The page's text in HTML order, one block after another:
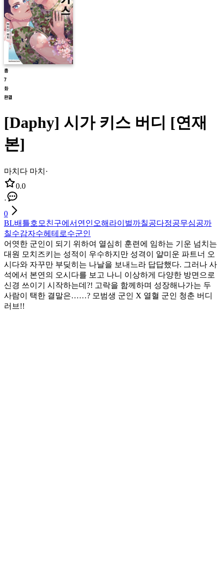
[Daphy] 시가 키스 버디 [연재
본]
마치다 마치 ·
0.0
·
0
BL배틀호모 친구에서연인 오해 라이벌까칠공다정공무심공까
칠수감자수헤테로수군인
어엿한 군인이 되기 위하여 열심히 훈련에 임하는 기운 넘치는
대원 모치즈키는 성적이 우수하지만 성격이 얄미운 파트너 오
시다와 자꾸만 부딪히는 나날을 보내느라 답답했다. 그러나 사
석에서 본연의 오시다를 보고 나니 이상하게 다양한 방면으로
신경 쓰이기 시작하는데?! 고락을 함께하며 성장해나가는 두
사람이 택한 결말은……? 모범생 군인 X 열혈 군인 청춘 버디
러브!!